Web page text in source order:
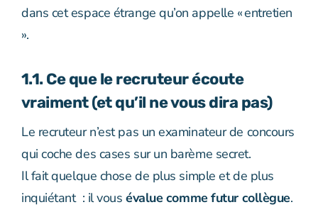
dans cet espace étrange qu’on appelle « entretien
».
1.1. Ce que le recruteur écoute
vraiment (et qu’il ne vous dira pas)
Le recruteur n’est pas un examinateur de concours
qui coche des cases sur un barème secret.
Il fait quelque chose de plus simple et de plus
inquiétant : il vousévalue comme futur collègue.